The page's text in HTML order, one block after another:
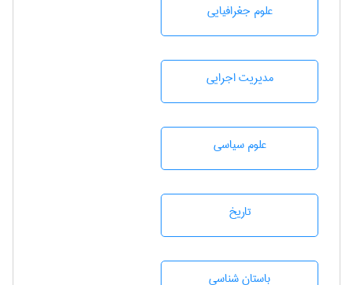
علوم جغرافيايی
مديريت اجرايی
علوم سياسی
تاريخ
باستان شناسی